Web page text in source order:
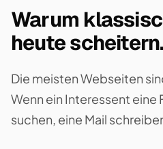
Warum
heute scheitern.
Die meisten Webseiten
Wenn ein Interessent eine
suchen, eine Mail